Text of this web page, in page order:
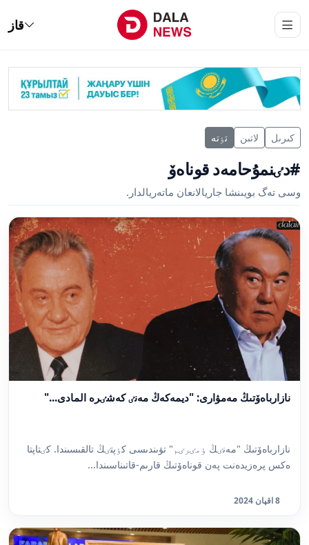
قاز
كىرىل لاتىن تٶتە
#دٸنمۇحامەد قوناەۆ
وسى تەگ بويىنشا جاريالانعان ماتەريالدار.
نازارباەۆتىڭ مەمۋارى: "ديمەكەڭ مەنٸ كەشٸرە المادى..."
نازارباەۆتىڭ "مەنٸڭ ٶمٸرٸم" تۋىندىسى كٶپتٸڭ تالقىسىندا. كٸتاپتا
ەكس پرەزيدەنت پەن قوناەۆتىڭ قارىم-قاتىناسىندا...
8 اقپان 2024